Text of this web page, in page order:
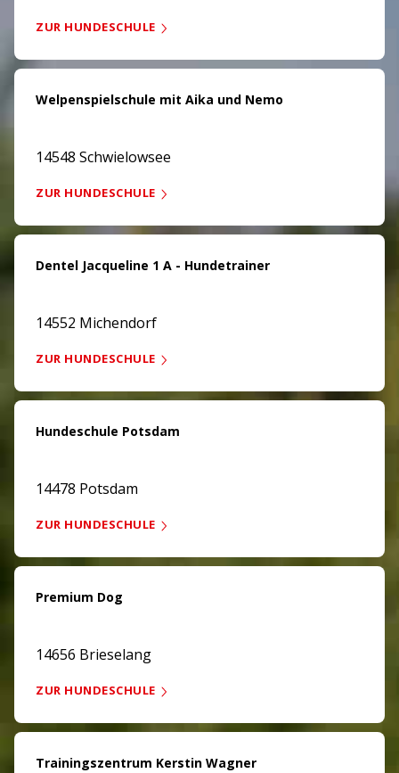
ZUR HUNDESCHULE
Welpenspielschule mit Aika und Nemo
14548 Schwielowsee
ZUR HUNDESCHULE
Dentel Jacqueline 1 A - Hundetrainer
14552 Michendorf
ZUR HUNDESCHULE
Hundeschule Potsdam
14478 Potsdam
ZUR HUNDESCHULE
Premium Dog
14656 Brieselang
ZUR HUNDESCHULE
Trainingszentrum Kerstin Wagner